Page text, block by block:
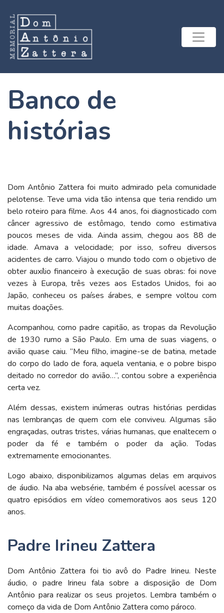
Banco de
histórias
Dom Antônio Zattera foi muito admirado pela comunidade
pelotense. Teve uma vida tão intensa que teria rendido um
belo roteiro para filme. Aos 44 anos, foi diagnosticado com
câncer agressivo de estômago, tendo como estimativa
poucos meses de vida. Ainda assim, chegou aos 88 de
idade. Amava a velocidade; por isso, sofreu diversos
acidentes de carro. Viajou o mundo todo com o objetivo de
obter auxílio financeiro à execução de suas obras: foi nove
vezes à Europa, três vezes aos Estados Unidos, foi ao
Japão, conheceu os países árabes, e sempre voltou com
muitas doações.
Acompanhou, como padre capitão, as tropas da Revolução
de 1930 rumo a São Paulo. Em uma de suas viagens, o
avião quase caiu. “Meu filho, imagine-se de batina, metade
do corpo do lado de fora, aquela ventania, e o pobre bispo
deitado no corredor do avião…”, contou sobre a experiência
certa vez.
Além dessas, existem inúmeras outras histórias perdidas
nas lembranças de quem com ele conviveu. Algumas são
engraçadas, outras tristes, várias humanas, que enaltecem o
poder da fé e também o poder da ação. Todas
extremamente emocionantes.
Logo abaixo, disponibilizamos algumas delas em arquivos
de áudio. Na aba websérie, também é possível acessar os
quatro episódios em vídeo comemorativos aos seus 120
anos.
Padre Irineu Zattera
Dom Antônio Zattera foi tio avô do Padre Irineu. Neste
áudio, o padre Irineu fala sobre a disposição de Dom
Antônio para realizar os seus projetos. Lembra também o
começo da vida de Dom Antônio Zattera como pároco.